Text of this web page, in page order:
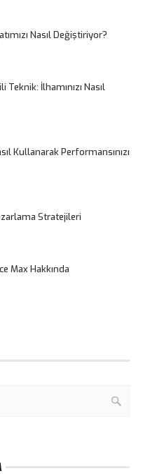
Nasıl Değiştiriyor?
Teknik: İlhamınızı Nasıl
Kullanarak Performansınızı
Stratejileri
Max Hakkında